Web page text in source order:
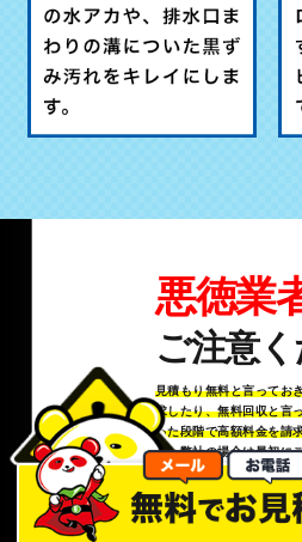
悪徳業
ご注意
見積もり無料と言ってお
求したり、無料回収と言
った段階で高額料金を請
す。弊社の場合は最初に
ありません!!!
定額パックなら全ての金